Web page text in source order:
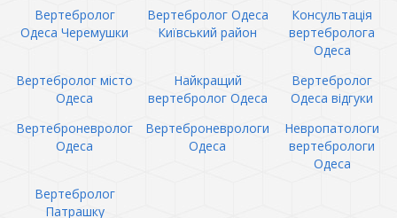
Вертебролог
Одеса Черемушки
Вертебролог Одеса
Київський район
Консультація
вертебролога
Одеса
Вертебролог місто
Одеса
Найкращий
вертебролог Одеса
Вертебролог
Одеса відгуки
Вертеброневролог
Одеса
Вертеброневрологи
Одеса
Невропатологи
вертебрологи
Одеса
Вертебролог
Патрашку